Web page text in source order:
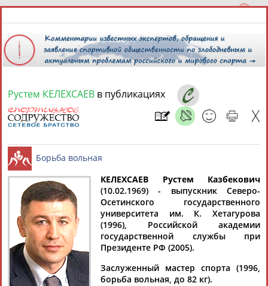
9 августа 2026 года,
СПОРТСМЕНЫ, ТРЕНЕРЫ И СПЕЦИАЛИСТЫ
Найдено: 13181персон Расширенный поиск
Аслаудин
АБАЕВ
Елена
АБАИМОВА
Мария
АБАКУМОВА
АБАЛАКИНА
Рустем КЕЛЕХСАЕВ в публикациях
Борьба вольная
КЕЛЕХСАЕВ Рустем Казбекович
(10.02.1969) - выпускник Северо-
Осетинского государственного
университета им. К. Хетагурова
(1996), Российской академии
государственной службы при
Президенте РФ (2005).
Заслуженный мастер спорта (1996,
борьба вольная, до 82 кг).